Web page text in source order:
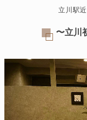
立川駅
〜立川